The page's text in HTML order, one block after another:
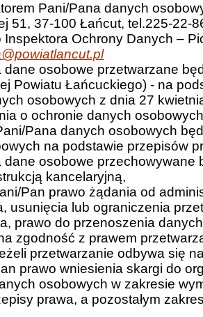
Pani/Pana danych
51, 37-100 Łańcut, tel.225-22-
Inspektora Ochrony Danych –
dane osobowe przetwarzane
Powiatu Łańcuckiego) - na
osobowych z dnia 27
o ochronie danych
Pana danych osobowych
na podstawie przepisów
dane osobowe
kancelaryjną,
Pan prawo żądania od
usunięcia lub ograniczenia
prawo do przenoszenia
zgodność z prawem
przetwarzanie odbywa się
prawo wniesienia skargi do
osobowych w zakresie
prawa, a pozostałym